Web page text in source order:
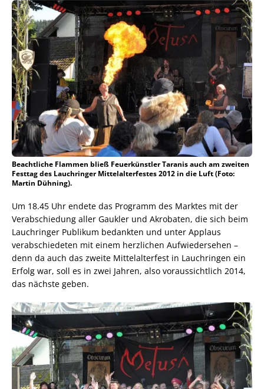
Beachtliche Flammen bließ Feuerkünstler Taranis auch am zweiten
Festtag des Lauchringer Mittelalterfestes 2012 in die Luft (Foto:
Martin Dühning).
Um 18.45 Uhr endete das Programm des Marktes mit der
Verabschiedung aller Gaukler und Akrobaten, die sich beim
Lauchringer Publikum bedankten und unter Applaus
verabschiedeten mit einem herzlichen Aufwiedersehen –
denn da auch das zweite Mittelalterfest in Lauchringen ein
Erfolg war, soll es in zwei Jahren, also voraussichtlich 2014,
das nächste geben.